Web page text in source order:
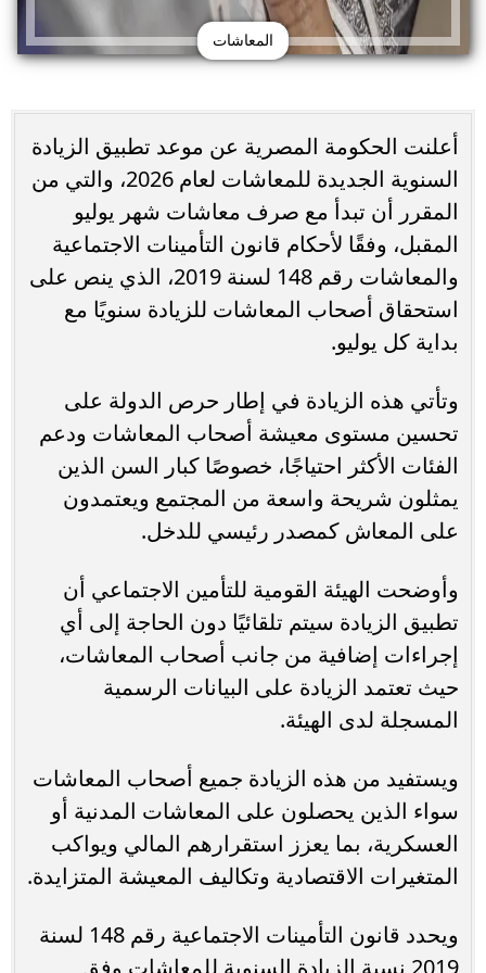
المعاشات
أعلنت الحكومة المصرية عن موعد تطبيق الزيادة
السنوية الجديدة للمعاشات لعام 2026، والتي من
المقرر أن تبدأ مع صرف معاشات شهر يوليو
المقبل، وفقًا لأحكام قانون التأمينات الاجتماعية
والمعاشات رقم 148 لسنة 2019، الذي ينص على
استحقاق أصحاب المعاشات للزيادة سنويًا مع
بداية كل يوليو.
وتأتي هذه الزيادة في إطار حرص الدولة على
تحسين مستوى معيشة أصحاب المعاشات ودعم
الفئات الأكثر احتياجًا، خصوصًا كبار السن الذين
يمثلون شريحة واسعة من المجتمع ويعتمدون
على المعاش كمصدر رئيسي للدخل.
وأوضحت الهيئة القومية للتأمين الاجتماعي أن
تطبيق الزيادة سيتم تلقائيًا دون الحاجة إلى أي
إجراءات إضافية من جانب أصحاب المعاشات،
حيث تعتمد الزيادة على البيانات الرسمية
المسجلة لدى الهيئة.
ويستفيد من هذه الزيادة جميع أصحاب المعاشات
سواء الذين يحصلون على المعاشات المدنية أو
العسكرية، بما يعزز استقرارهم المالي ويواكب
المتغيرات الاقتصادية وتكاليف المعيشة المتزايدة.
ويحدد قانون التأمينات الاجتماعية رقم 148 لسنة
2019 نسبة الزيادة السنوية للمعاشات وفق